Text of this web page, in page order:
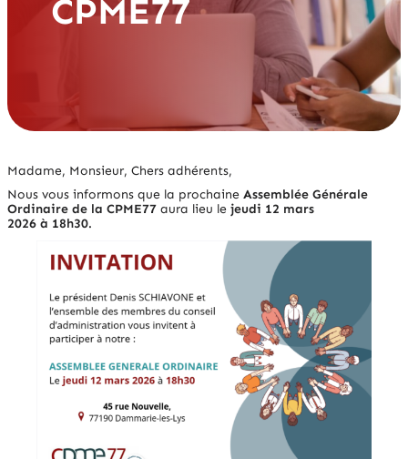
CPME77
Madame, Monsieur, Chers adhérents,
Nous vous informons que la prochaine Assemblée Générale
Ordinaire de la CPME77 aura lieu le jeudi 12 mars
2026 à 18h30.